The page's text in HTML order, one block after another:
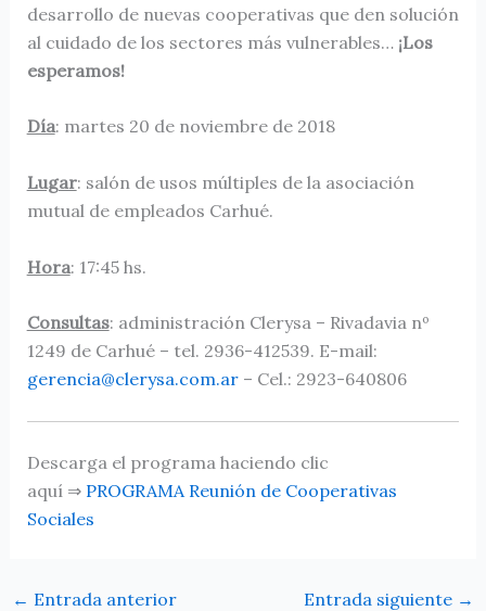
desarrollo de nuevas cooperativas que den solución
al cuidado de los sectores más vulnerables… ¡Los
esperamos!
Día: martes 20 de noviembre de 2018
Lugar: salón de usos múltiples de la asociación
mutual de empleados Carhué.
Hora: 17:45 hs.
Consultas: administración Clerysa – Rivadavia nº
1249 de Carhué – tel. 2936-412539. E-mail:
gerencia@clerysa.com.ar– Cel.: 2923-640806
Descarga el programa haciendo clic
aquí ⇒ PROGRAMA Reunión de Cooperativas
Sociales
← Entrada anterior Entrada siguiente →